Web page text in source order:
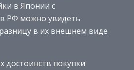
в Японии с
РФ можно увидеть
в их внешнем виде
достоинств покупки